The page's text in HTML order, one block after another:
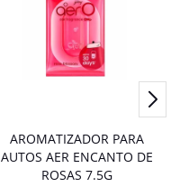
AROMATIZADOR PARA
AUTOS AER ENCANTO DE
ROSAS 7.5G